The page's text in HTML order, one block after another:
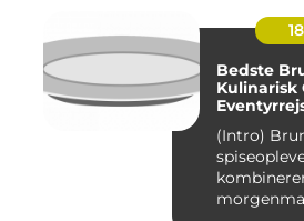
Bedste
Kulinarisk
(Intro) Brunch er en populær